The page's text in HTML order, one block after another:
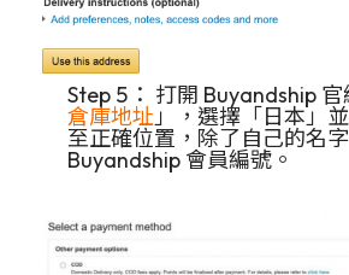
Step 5： 打開 Buyandship
倉庫地址」，選擇「日本」
至正確位置，除了自己的名
Buyandship 會員編號。